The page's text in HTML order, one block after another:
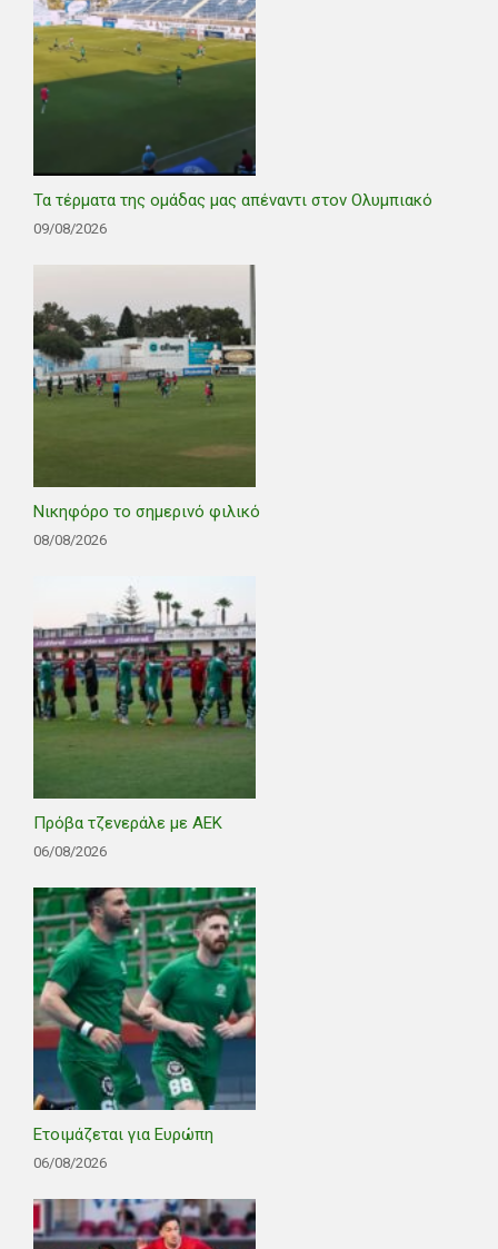
Τα τέρματα της ομάδας μας απέναντι στον Ολυμπιακό
09/08/2026
Νικηφόρο το σημερινό φιλικό
08/08/2026
Πρόβα τζενεράλε με ΑΕΚ
06/08/2026
Ετοιμάζεται για Ευρώπη
06/08/2026